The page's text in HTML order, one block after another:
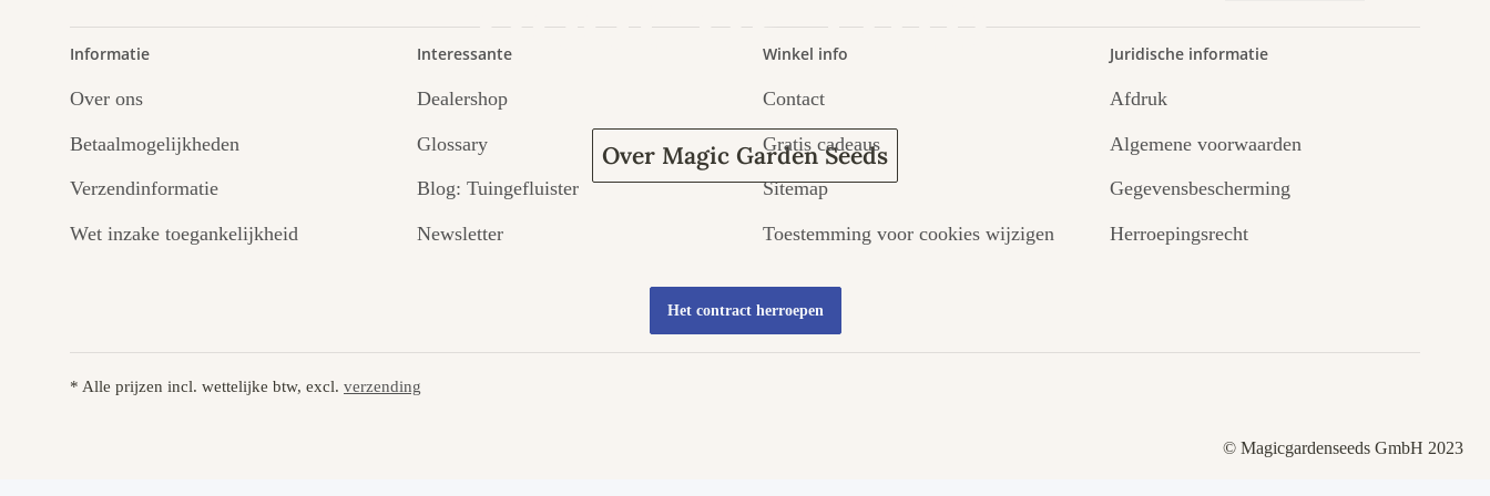
Over Magic Garden Seeds
Informatie
Over ons
Betaalmogelijkheden
Verzendinformatie
Wet inzake toegankelijkheid
Interessante
Dealershop
Glossary
Blog: Tuingefluister
Newsletter
Winkel info
Contact
Gratis cadeaus
Sitemap
Toestemming voor cookies wijzigen
Juridische informatie
Afdruk
Algemene voorwaarden
Gegevensbescherming
Herroepingsrecht
Het contract herroepen
* Alle prijzen incl. wettelijke btw, excl. verzending
© Magicgardenseeds GmbH 2023